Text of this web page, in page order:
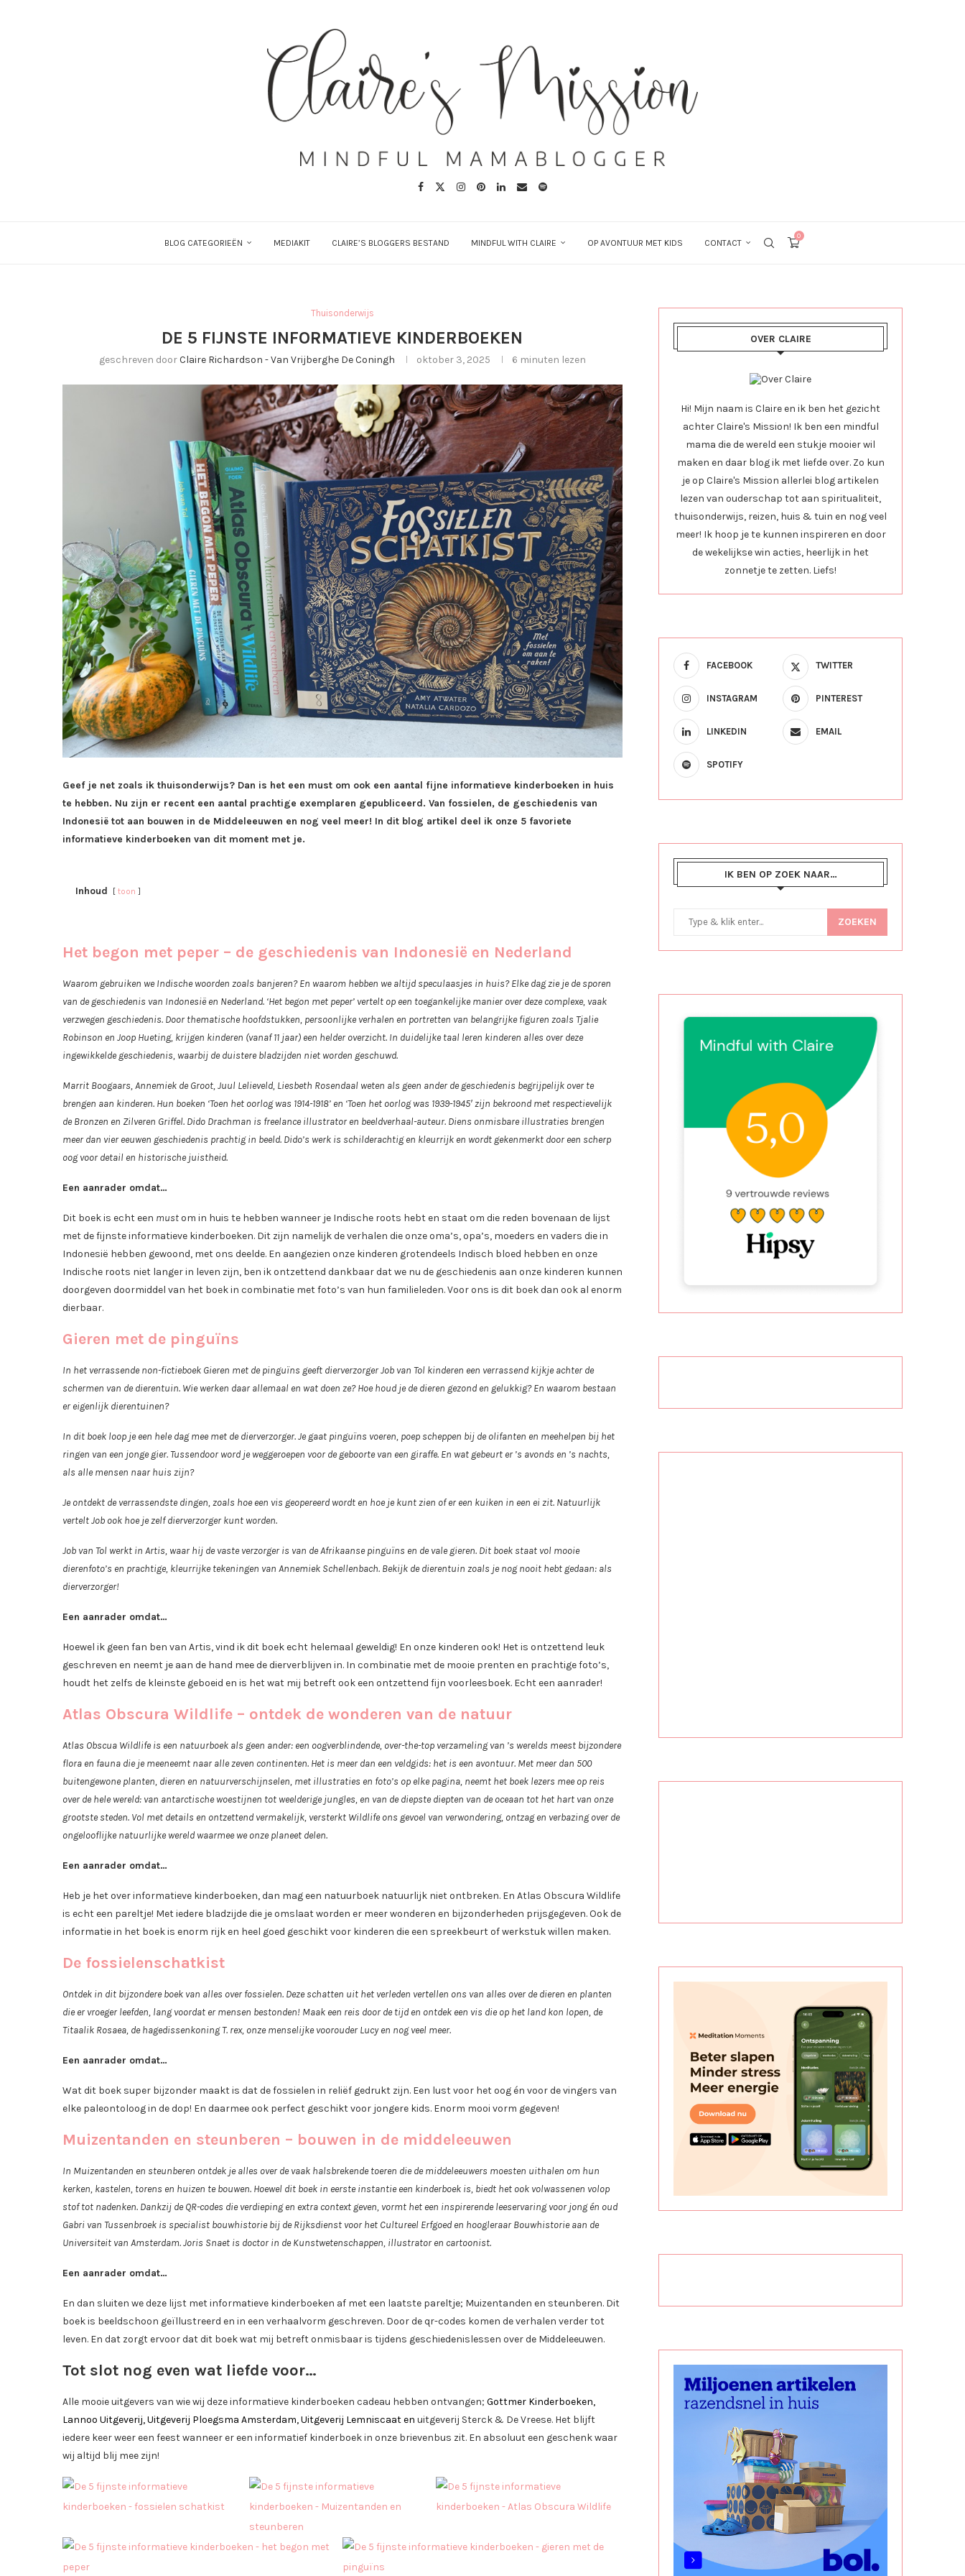
BLOG CATEGORIEËN MEDIAKIT CLAIRE’S BLOGGERS BESTAND MINDFUL WITH CLAIRE OP AVONTUUR MET KIDS CONTACT
0
Thuisonderwijs
DE 5 FIJNSTE INFORMATIEVE KINDERBOEKEN
geschreven doorClaire Richardson - Van Vrijberghe De Coningh oktober 3, 2025 6 minuten lezen
Geef je net zoals ik thuisonderwijs? Dan is het een must om ook een aantal fijne informatieve kinderboeken in huis
te hebben. Nu zijn er recent een aantal prachtige exemplaren gepubliceerd. Van fossielen, de geschiedenis van
Indonesië tot aan bouwen in de Middeleeuwen en nog veel meer! In dit blog artikel deel ik onze 5 favoriete
informatieve kinderboeken van dit moment met je.
Inhoud toon
Het begon met peper – de geschiedenis van Indonesië en Nederland
Waarom gebruiken we Indische woorden zoals banjeren? En waarom hebben we altijd speculaasjes in huis? Elke dag zie je de sporen
van de geschiedenis van Indonesië en Nederland. ‘Het begon met peper’ vertelt op een toegankelijke manier over deze complexe, vaak
verzwegen geschiedenis. Door thematische hoofdstukken, persoonlijke verhalen en portretten van belangrijke figuren zoals Tjalie
Robinson en Joop Hueting, krijgen kinderen (vanaf 11 jaar) een helder overzicht. In duidelijke taal leren kinderen alles over deze
ingewikkelde geschiedenis, waarbij de duistere bladzijden niet worden geschuwd.
Marrit Boogaars, Annemiek de Groot, Juul Lelieveld, Liesbeth Rosendaal weten als geen ander de geschiedenis begrijpelijk over te
brengen aan kinderen. Hun boeken ‘Toen het oorlog was 1914-1918’ en ‘Toen het oorlog was 1939-1945′ zijn bekroond met respectievelijk
de Bronzen en Zilveren Griffel. Dido Drachman is freelance illustrator en beeldverhaal-auteur. Diens onmisbare illustraties brengen
meer dan vier eeuwen geschiedenis prachtig in beeld. Dido’s werk is schilderachtig en kleurrijk en wordt gekenmerkt door een scherp
oog voor detail en historische juistheid.
Een aanrader omdat…
Dit boek is echt een mustom in huis te hebben wanneer je Indische roots hebt en staat om die reden bovenaan de lijst
met de fijnste informatieve kinderboeken. Dit zijn namelijk de verhalen die onze oma’s, opa’s, moeders en vaders die in
Indonesië hebben gewoond, met ons deelde. En aangezien onze kinderen grotendeels Indisch bloed hebben en onze
Indische roots niet langer in leven zijn, ben ik ontzettend dankbaar dat we nu de geschiedenis aan onze kinderen kunnen
doorgeven doormiddel van het boek in combinatie met foto’s van hun familieleden. Voor ons is dit boek dan ook al enorm
dierbaar.
Gieren met de pinguïns
In het verrassende non-fictieboek Gieren met de pinguïns geeft dierverzorger Job van Tol kinderen een verrassend kijkje achter de
schermen van de dierentuin. Wie werken daar allemaal en wat doen ze? Hoe houd je de dieren gezond en gelukkig? En waarom bestaan
er eigenlijk dierentuinen?
In dit boek loop je een hele dag mee met de dierverzorger. Je gaat pinguïns voeren, poep scheppen bij de olifanten en meehelpen bij het
ringen van een jonge gier. Tussendoor word je weggeroepen voor de geboorte van een giraffe. En wat gebeurt er ’s avonds en ’s nachts,
als alle mensen naar huis zijn?
Je ontdekt de verrassendste dingen, zoals hoe een vis geopereerd wordt en hoe je kunt zien of er een kuiken in een ei zit. Natuurlijk
vertelt Job ook hoe je zelf dierverzorger kunt worden.
Job van Tol werkt in Artis, waar hij de vaste verzorger is van de Afrikaanse pinguïns en de vale gieren. Dit boek staat vol mooie
dierenfoto’s en prachtige, kleurrijke tekeningen van Annemiek Schellenbach. Bekijk de dierentuin zoals je nog nooit hebt gedaan: als
dierverzorger!
Een aanrader omdat…
Hoewel ik geen fan ben van Artis, vind ik dit boek echt helemaal geweldig! En onze kinderen ook! Het is ontzettend leuk
geschreven en neemt je aan de hand mee de dierverblijven in. In combinatie met de mooie prenten en prachtige foto’s,
houdt het zelfs de kleinste geboeid en is het wat mij betreft ook een ontzettend fijn voorleesboek. Echt een aanrader!
Atlas Obscura Wildlife – ontdek de wonderen van de natuur
Atlas Obscua Wildlife is een natuurboek als geen ander: een oogverblindende, over-the-top verzameling van ’s werelds meest bijzondere
flora en fauna die je meeneemt naar alle zeven continenten. Het is meer dan een veldgids: het is een avontuur. Met meer dan 500
buitengewone planten, dieren en natuurverschijnselen, met illustraties en foto’s op elke pagina, neemt het boek lezers mee op reis
over de hele wereld: van antarctische woestijnen tot weelderige jungles, en van de diepste diepten van de oceaan tot het hart van onze
grootste steden. Vol met details en ontzettend vermakelijk, versterkt Wildlife ons gevoel van verwondering, ontzag en verbazing over de
ongelooflijke natuurlijke wereld waarmee we onze planeet delen.
Een aanrader omdat…
Heb je het over informatieve kinderboeken, dan mag een natuurboek natuurlijk niet ontbreken. En Atlas Obscura Wildlife
is echt een pareltje! Met iedere bladzijde die je omslaat worden er meer wonderen en bijzonderheden prijsgegeven. Ook de
informatie in het boek is enorm rijk en heel goed geschikt voor kinderen die een spreekbeurt of werkstuk willen maken.
De fossielenschatkist
Ontdek in dit bijzondere boek van alles over fossielen. Deze schatten uit het verleden vertellen ons van alles over de dieren en planten
die er vroeger leefden, lang voordat er mensen bestonden! Maak een reis door de tijd en ontdek een vis die op het land kon lopen, de
Titaalik Rosaea, de hagedissenkoning T. rex, onze menselijke voorouder Lucy en nog veel meer.
Een aanrader omdat…
Wat dit boek super bijzonder maakt is dat de fossielen in reliëf gedrukt zijn. Een lust voor het oog én voor de vingers van
elke paleontoloog in de dop! En daarmee ook perfect geschikt voor jongere kids. Enorm mooi vorm gegeven!
Muizentanden en steunberen – bouwen in de middeleeuwen
In Muizentanden en steunberen ontdek je alles over de vaak halsbrekende toeren die de middeleeuwers moesten uithalen om hun
kerken, kastelen, torens en huizen te bouwen. Hoewel dit boek in eerste instantie een kinderboek is, biedt het ook volwassenen volop
stof tot nadenken. Dankzij de QR-codes die verdieping en extra context geven, vormt het een inspirerende leeservaring voor jong én oud
Gabri van Tussenbroek is specialist bouwhistorie bij de Rijksdienst voor het Cultureel Erfgoed en hoogleraar Bouwhistorie aan de
Universiteit van Amsterdam. Joris Snaet is doctor in de Kunstwetenschappen, illustrator en cartoonist.
Een aanrader omdat…
En dan sluiten we deze lijst met informatieve kinderboeken af met een laatste pareltje; Muizentanden en steunberen. Dit
boek is beeldschoon geïllustreerd en in een verhaalvorm geschreven. Door de qr-codes komen de verhalen verder tot
leven. En dat zorgt ervoor dat dit boek wat mij betreft onmisbaar is tijdens geschiedenislessen over de Middeleeuwen.
Tot slot nog even wat liefde voor…
Alle mooie uitgevers van wie wij deze informatieve kinderboeken cadeau hebben ontvangen; Gottmer Kinderboeken,
Lannoo Uitgeverij, Uitgeverij Ploegsma Amsterdam, Uitgeverij Lemniscaat en uitgeverij Sterck & De Vreese. Het blijft
iedere keer weer een feest wanneer er een informatief kinderboek in onze brievenbus zit. En absoluut een geschenk waar
wij altijd blij mee zijn!
OVER CLAIRE
Hi! Mijn naam is Claire en ik ben het gezicht
achter Claire's Mission! Ik ben een mindful
mama die de wereld een stukje mooier wil
maken en daar blog ik met liefde over. Zo kun
je op Claire's Mission allerlei blog artikelen
lezen van ouderschap tot aan spiritualiteit,
thuisonderwijs, reizen, huis & tuin en nog veel
meer! Ik hoop je te kunnen inspireren en door
de wekelijkse win acties, heerlijk in het
zonnetje te zetten. Liefs!
FACEBOOK TWITTER
INSTAGRAM PINTEREST
LINKEDIN EMAIL
SPOTIFY
IK BEN OP ZOEK NAAR…
ZOEKEN